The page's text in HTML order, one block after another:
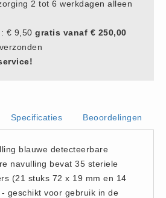
(11)
2 tot 6 werkdagen alleen
€ 9,50 gratis vanaf € 250,00
verzonden
Specificaties Beoordelingen
blauwe detecteerbare
navulling bevat 35 steriele
(21 stuks 72 x 19 mm en 14
geschikt voor gebruik in de